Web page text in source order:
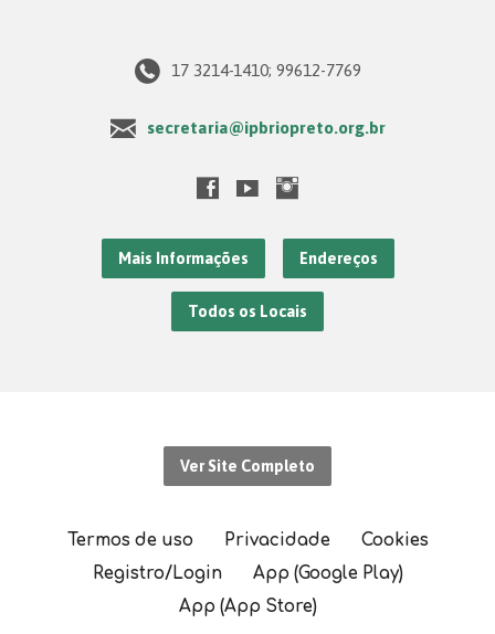
17 3214-1410; 99612-7769
secretaria@ipbriopreto.org.br
Mais Informações Endereços
Todos os Locais
Ver Site Completo
Termos de uso Privacidade
Cookies
Registro/Login
App (Google Play)
App (App Store)